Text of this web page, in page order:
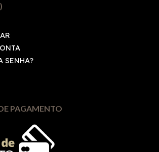
SENHA?
PAGAMENTO